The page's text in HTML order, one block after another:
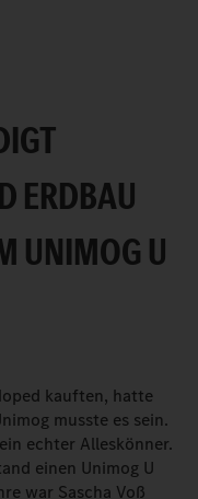
F
M
U 5
kauften, hatte
musste es sein.
echter Alleskönner.
einen Unimog U
war Sascha Voß